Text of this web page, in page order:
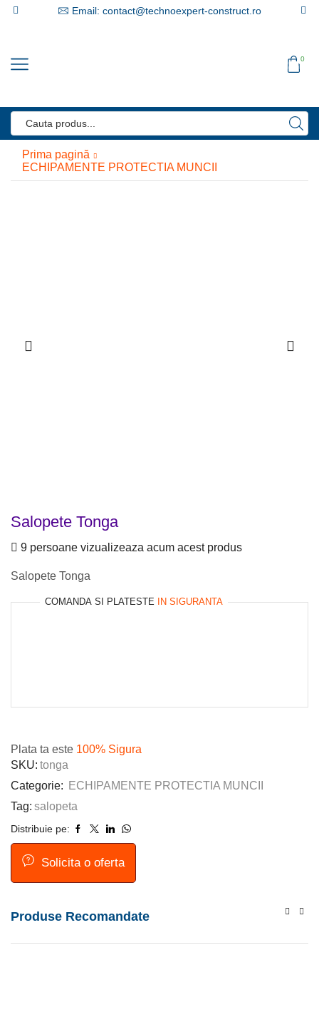
Email: contact@technoexpert-construct.ro
0
input
Prima pagină
ECHIPAMENTE PROTECTIA MUNCII
Salopete Tonga
9 persoane vizualizeaza acum acest produs
Salopete Tonga
COMANDA SI PLATESTE IN SIGURANTA
Plata ta este 100% Sigura
SKU: tonga
Categorie:
ECHIPAMENTE PROTECTIA MUNCII
Tag: salopeta
Distribuie pe:
Solicita o oferta
Produse Recomandate